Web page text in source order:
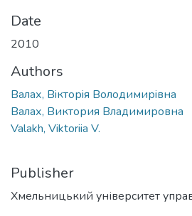
Date
2010
Authors
Валах, Вiкторiя Володимирiвна
Валах, Виктория Владимировна
Valakh, Viktoriia V.
Publisher
Хмельницький університет